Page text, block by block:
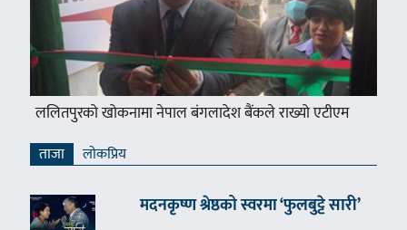
ललितपुरको खोकनामा नेपाल बंगलादेश बैंकले राख्यो एटीएम
ताजा लाेकप्रिय
मदनकृष्ण श्रेष्ठको स्वरमा ‘फुलबुट्टे सारी’